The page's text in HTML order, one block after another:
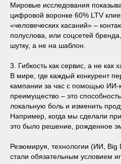
Мировые исследования
цифровой воронке 60% LTV
«человеческих касаний» –
полуслова, или соцсетей
шутку, а не на шаблон.
3. Гибкость как сервис, а не как
В мире, где каждый конкурент
кампании за час с помощью ИИ-
преимущество – это
локальную боль и изменить
Например, когда мы сделали
это было решение, рожденное
Резюмируя, технологии (ИИ, Big
стали обязательным условием